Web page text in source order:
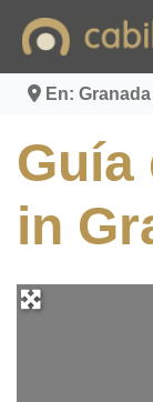
contenido
En:
Guía
in